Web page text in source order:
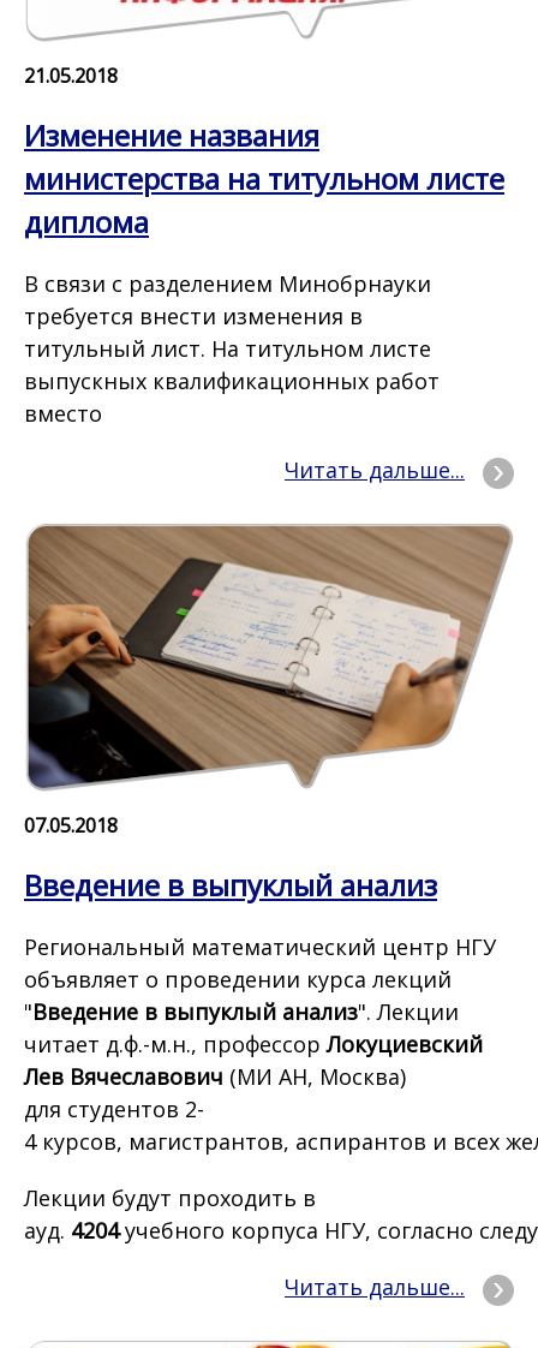
21.05.2018
Изменение названия
министерства на титульном листе
диплома
В связи с разделением Минобрнауки
требуется внести изменения в
титульный лист. На титульном листе
выпускных квалификационных работ
вместо
Читать дальше...
07.05.2018
Введение в выпуклый анализ
Региональный математический центр НГУ
объявляет о проведении курса лекций
"Введение в выпуклый анализ". Лекции
читает д.ф.-м.н., профессорЛокуциевский
Лев Вячеславович (МИ АН, Москва)
для студентов 2-
4 курсов, магистрантов, аспирантов и всех
Лекции будут проходить в
ауд. 4204учебного корпуса НГУ, согласно
Читать дальше...